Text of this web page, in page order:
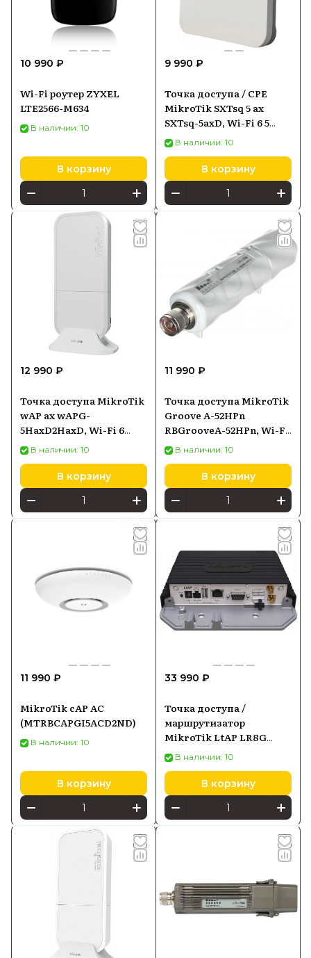
10 990 ₽
Wi-Fi роутер ZYXEL
LTE2566-M634
В наличии: 10
В корзину
9 990 ₽
Точка доступа / CPE
MikroTik SXTsq 5 ax
SXTsq-5axD, Wi-Fi 6 5
ГГц, PoE-in
В наличии: 10
В корзину
12 990 ₽
Точка доступа MikroTik
wAP ax wAPG-
5HaxD2HaxD, Wi-Fi 6
2,4/5 ГГц, PoE-in
В наличии: 10
В корзину
11 990 ₽
Точка доступа MikroTik
Groove A-52HPn
RBGrooveA-52HPn, Wi-Fi
2,4/5 ГГц 802.11a/b/g/n,
PoE-in
В наличии: 10
В корзину
11 990 ₽
MikroTik cAP AC
(MTRBCAPGI5ACD2ND)
В наличии: 10
В корзину
33 990 ₽
Точка доступа /
маршрутизатор
MikroTik LtAP LR8G
LTE6 kit, Wi-Fi 2,4 ГГц,
LTE Cat6, GPS, PoE-in
В наличии: 10
В корзину